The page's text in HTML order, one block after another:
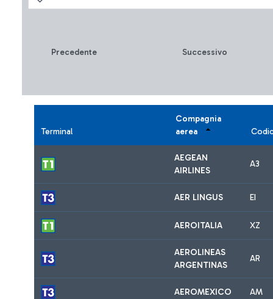
Precedente Successivo
Terminal
Compagnia
aerea
AEGEAN
AIRLINES
A3
AER LINGUS EI
AEROITALIA XZ
AEROLINEAS
ARGENTINAS
AR
AEROMEXICO AM